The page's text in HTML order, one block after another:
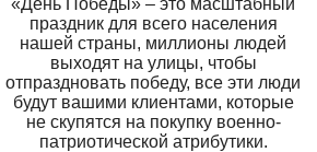
праздник для всего населения
нашей страны, миллионы людей
выходят на улицы, чтобы
отпраздновать победу, все эти люди
будут вашими клиентами, которые
не скупятся на покупку военно-
патриотической атрибутики.